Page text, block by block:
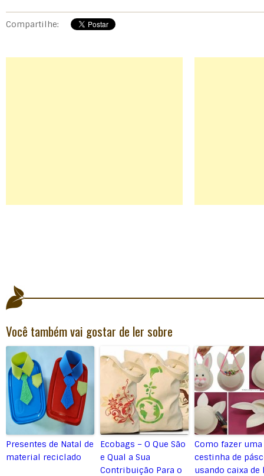
Compartilhe:
Você também vai gostar de ler sobre
Presentes de Natal de
material reciclado
Ecobags – O Que São
e Qual a Sua
Contribuição Para o
Como fazer uma
cestinha de
usando caixa de